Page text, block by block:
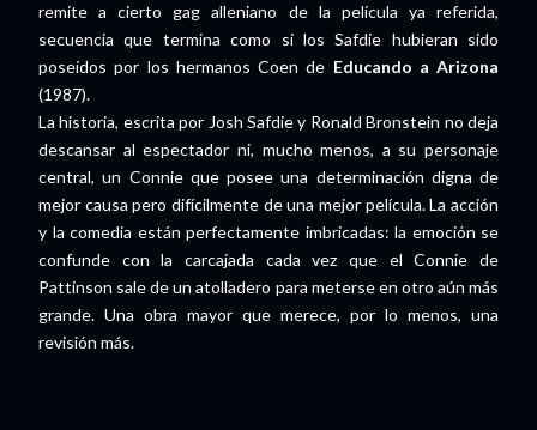
remite a cierto gag alleniano de la película ya referida,
secuencia que termina como si los Safdie hubieran sido
poseídos por los hermanos Coen de Educando a Arizona
(1987).
La historia, escrita por Josh Safdie y Ronald Bronstein no deja
descansar al espectador ni, mucho menos, a su personaje
central, un Connie que posee una determinación digna de
mejor causa pero difícilmente de una mejor película. La acción
y la comedia están perfectamente imbricadas: la emoción se
confunde con la carcajada cada vez que el Connie de
Pattinson sale de un atolladero para meterse en otro aún más
grande. Una obra mayor que merece, por lo menos, una
revisión más.